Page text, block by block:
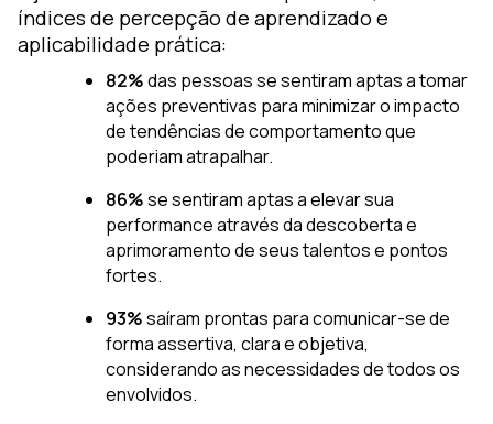
índices de percepção de aprendizado e
aplicabilidade prática:
82%das pessoas se sentiram aptas a tomar
ações preventivas para minimizar o impacto
de tendências de comportamento que
poderiam atrapalhar.
86%se sentiram aptas a elevar sua
performance através da descoberta e
aprimoramento de seus talentos e pontos
fortes.
93%saíram prontas para comunicar-se de
forma assertiva, clara e objetiva,
considerando as necessidades de todos os
envolvidos.